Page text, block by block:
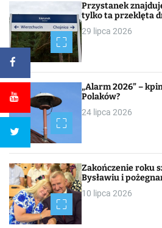
Przystanek
tylko ta przeklęta
29 lipca 2026
„Alarm 2026” –
Polaków?
24 lipca 2026
Zakończenie roku
Bysławiu i
10 lipca 2026